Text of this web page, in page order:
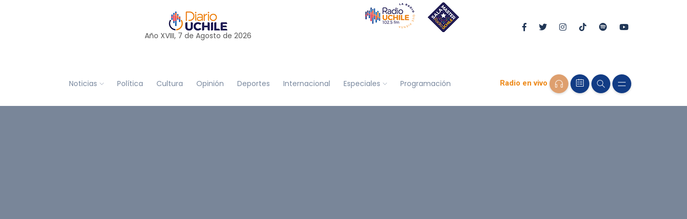
Año XVIII, 7 de Agosto de 2026
Noticias Política Cultura Opinión Deportes Internacional Especiales Programación Radio en vivo